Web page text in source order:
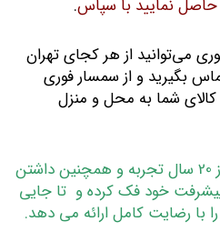
نمایید با سپاس.
می‌توانید از هر کجای تهران
بگیرید و از سمسار فوری
شما به محل و منزل
سمسارفوی با داشتن بیش از 20 سال تجربه و همچنین داشتن
خود فک کرده و تا جایی
با رضایت کامل ارائه می دهد.